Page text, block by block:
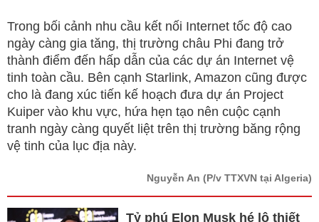
Trong bối cảnh nhu cầu kết nối Internet tốc độ cao
ngày càng gia tăng, thị trường châu Phi đang trở
thành điểm đến hấp dẫn của các dự án Internet vệ
tinh toàn cầu. Bên cạnh Starlink, Amazon cũng được
cho là đang xúc tiến kế hoạch đưa dự án Project
Kuiper vào khu vực, hứa hẹn tạo nên cuộc cạnh
tranh ngày càng quyết liệt trên thị trường băng rộng
vệ tinh của lục địa này.
Nguyễn An (P/v TTXVN tại Algeria)
Tỷ phú Elon Musk hé lộ thiết